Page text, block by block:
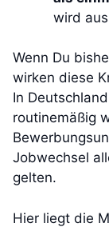
wird
Wenn Du
wirken diese
In
routinemäßig
Jobwechsel
gelten.
Hier liegt die